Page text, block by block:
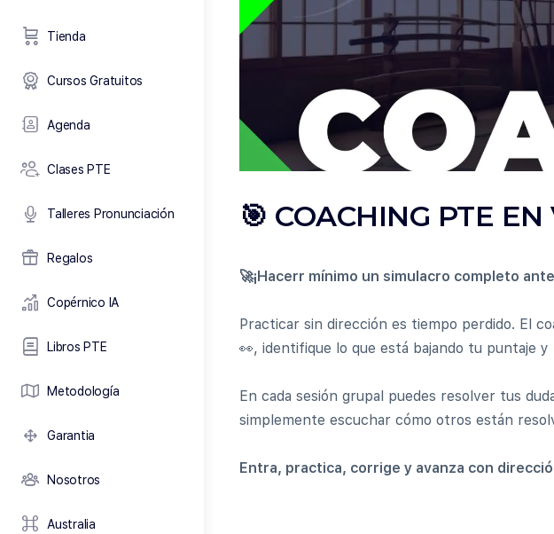
Tienda
Cursos Gratuitos
Agenda
Clases PTE
Talleres Pronunciación
Regalos
Copérnico IA
Libros PTE
Metodología
Garantia
Nosotros
Australia
🎯 COACHING PTE EN
🚀¡Hacerr mínimo un simulacro completo
Practicar sin dirección es tiempo perdido. El
👀, identifique lo que está bajando tu puntaje
En cada sesión grupal puedes resolver tus
simplemente escuchar cómo otros están
Entra, practica, corrige y avanza con